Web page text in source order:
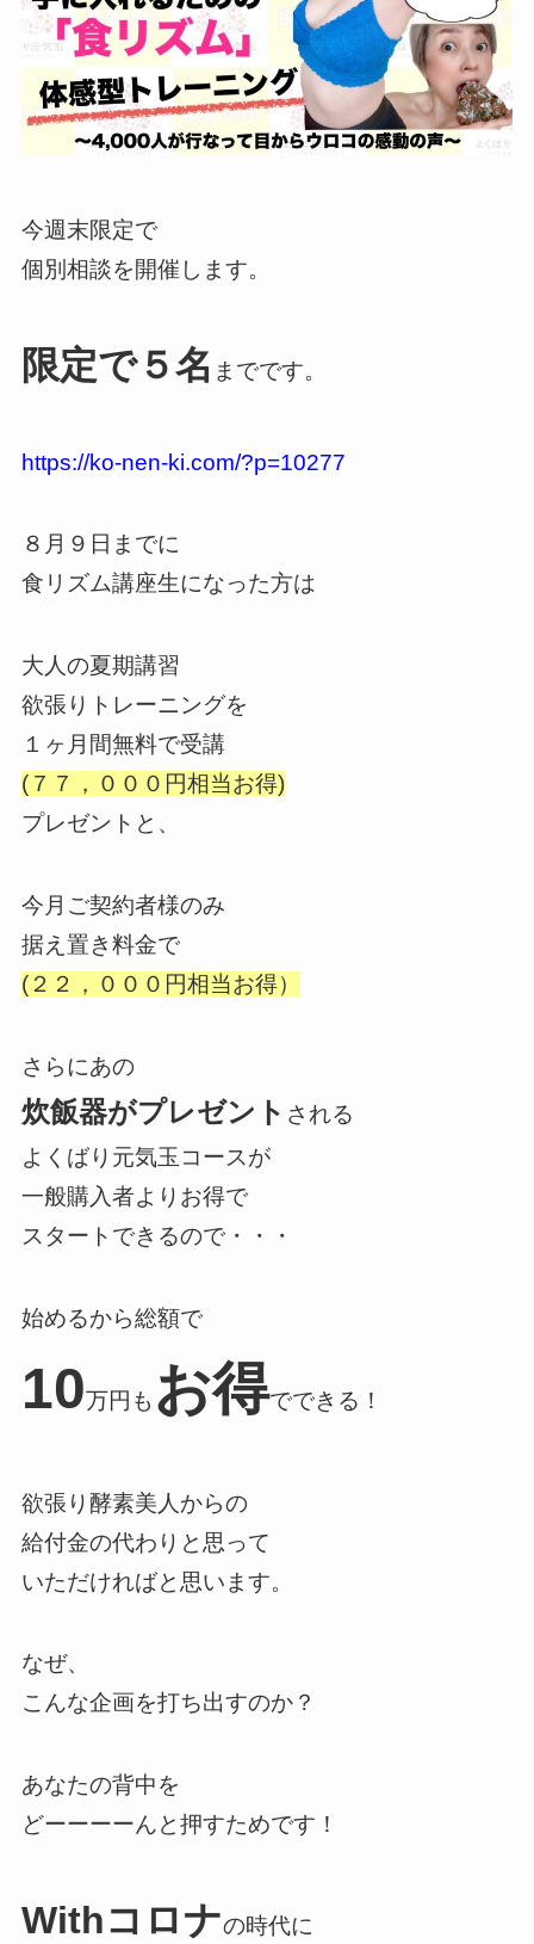
今週末限定で
個別相談を開催します。
限定で５名 までです。
https://ko-nen-ki.com/?p=10277
８月９日までに
食リズム講座生になった方は
大人の夏期講習
欲張りトレーニングを
１ヶ月間無料で受講
(７７，０００円相当お得)
プレゼントと、
今月ご契約者様のみ
据え置き料金で
(２２，０００円相当お得）
さらにあの
炊飯器がプレゼント される
よくばり元気玉コースが
一般購入者よりお得で
スタートできるので・・・
始めるから総額で
10万円も お得でできる！
欲張り酵素美人からの
給付金の代わりと思って
いただければと思います。
なぜ、
こんな企画を打ち出すのか？
あなたの背中を
どーーーーんと押すためです！
Withコロナの時代に